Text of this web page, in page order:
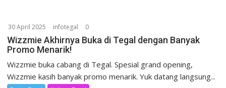
30 April 2025 infotegal 0
Wizzmie Akhirnya Buka di Tegal dengan Banyak
Promo Menarik!
Wizzmie buka cabang di Tegal. Spesial grand opening,
Wizzmie kasih banyak promo menarik. Yuk datang langsung...